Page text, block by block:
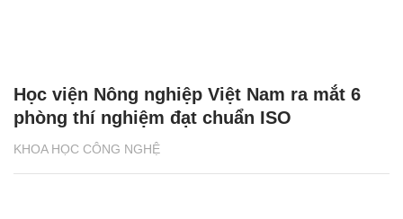
KHOA HỌC CÔNG NGHỆ
Học viện Nông nghiệp Việt Nam ra mắt 6
phòng thí nghiệm đạt chuẩn ISO